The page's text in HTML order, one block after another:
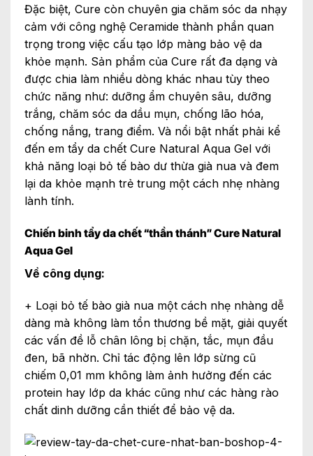
Đặc biệt, Cure còn chuyên gia chăm sóc da nhạy
cảm với công nghệ Ceramide thành phần quan
trọng trong việc cấu tạo lớp màng bảo vệ da
khỏe mạnh. Sản phẩm của Cure rất đa dạng và
được chia làm nhiều dòng khác nhau tùy theo
chức năng như: dưỡng ẩm chuyên sâu, dưỡng
trắng, chăm sóc da dầu mụn, chống lão hóa,
chống nắng, trang điểm. Và nổi bật nhất phải kể
đến em tẩy da chết Cure Natural Aqua Gel với
khả năng loại bỏ tế bào dư thừa già nua và đem
lại da khỏe mạnh trẻ trung một cách nhẹ nhàng
lành tính.
Chiến binh tẩy da chết “thần thánh” Cure Natural
Aqua Gel
Về công dụng:
+ Loại bỏ tế bào già nua một cách nhẹ nhàng dễ
dàng mà không làm tổn thương bề mặt, giải quyết
các vấn đề lỗ chân lông bị chặn, tắc, mụn đầu
đen, bã nhờn. Chỉ tác động lên lớp sừng cũ
chiếm 0,01 mm không làm ảnh hưởng đến các
protein hay lớp da khác cũng như các hàng rào
chất dinh dưỡng cần thiết để bảo vệ da.